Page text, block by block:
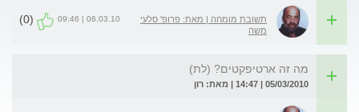
תשובת מומחה | מאת: פרופ' סלעי
משה
06.03.10 | 09:46
(0)
מה זה ארטיפקטים? (לת)
05/03/2010 | 14:47 | מאת: רון